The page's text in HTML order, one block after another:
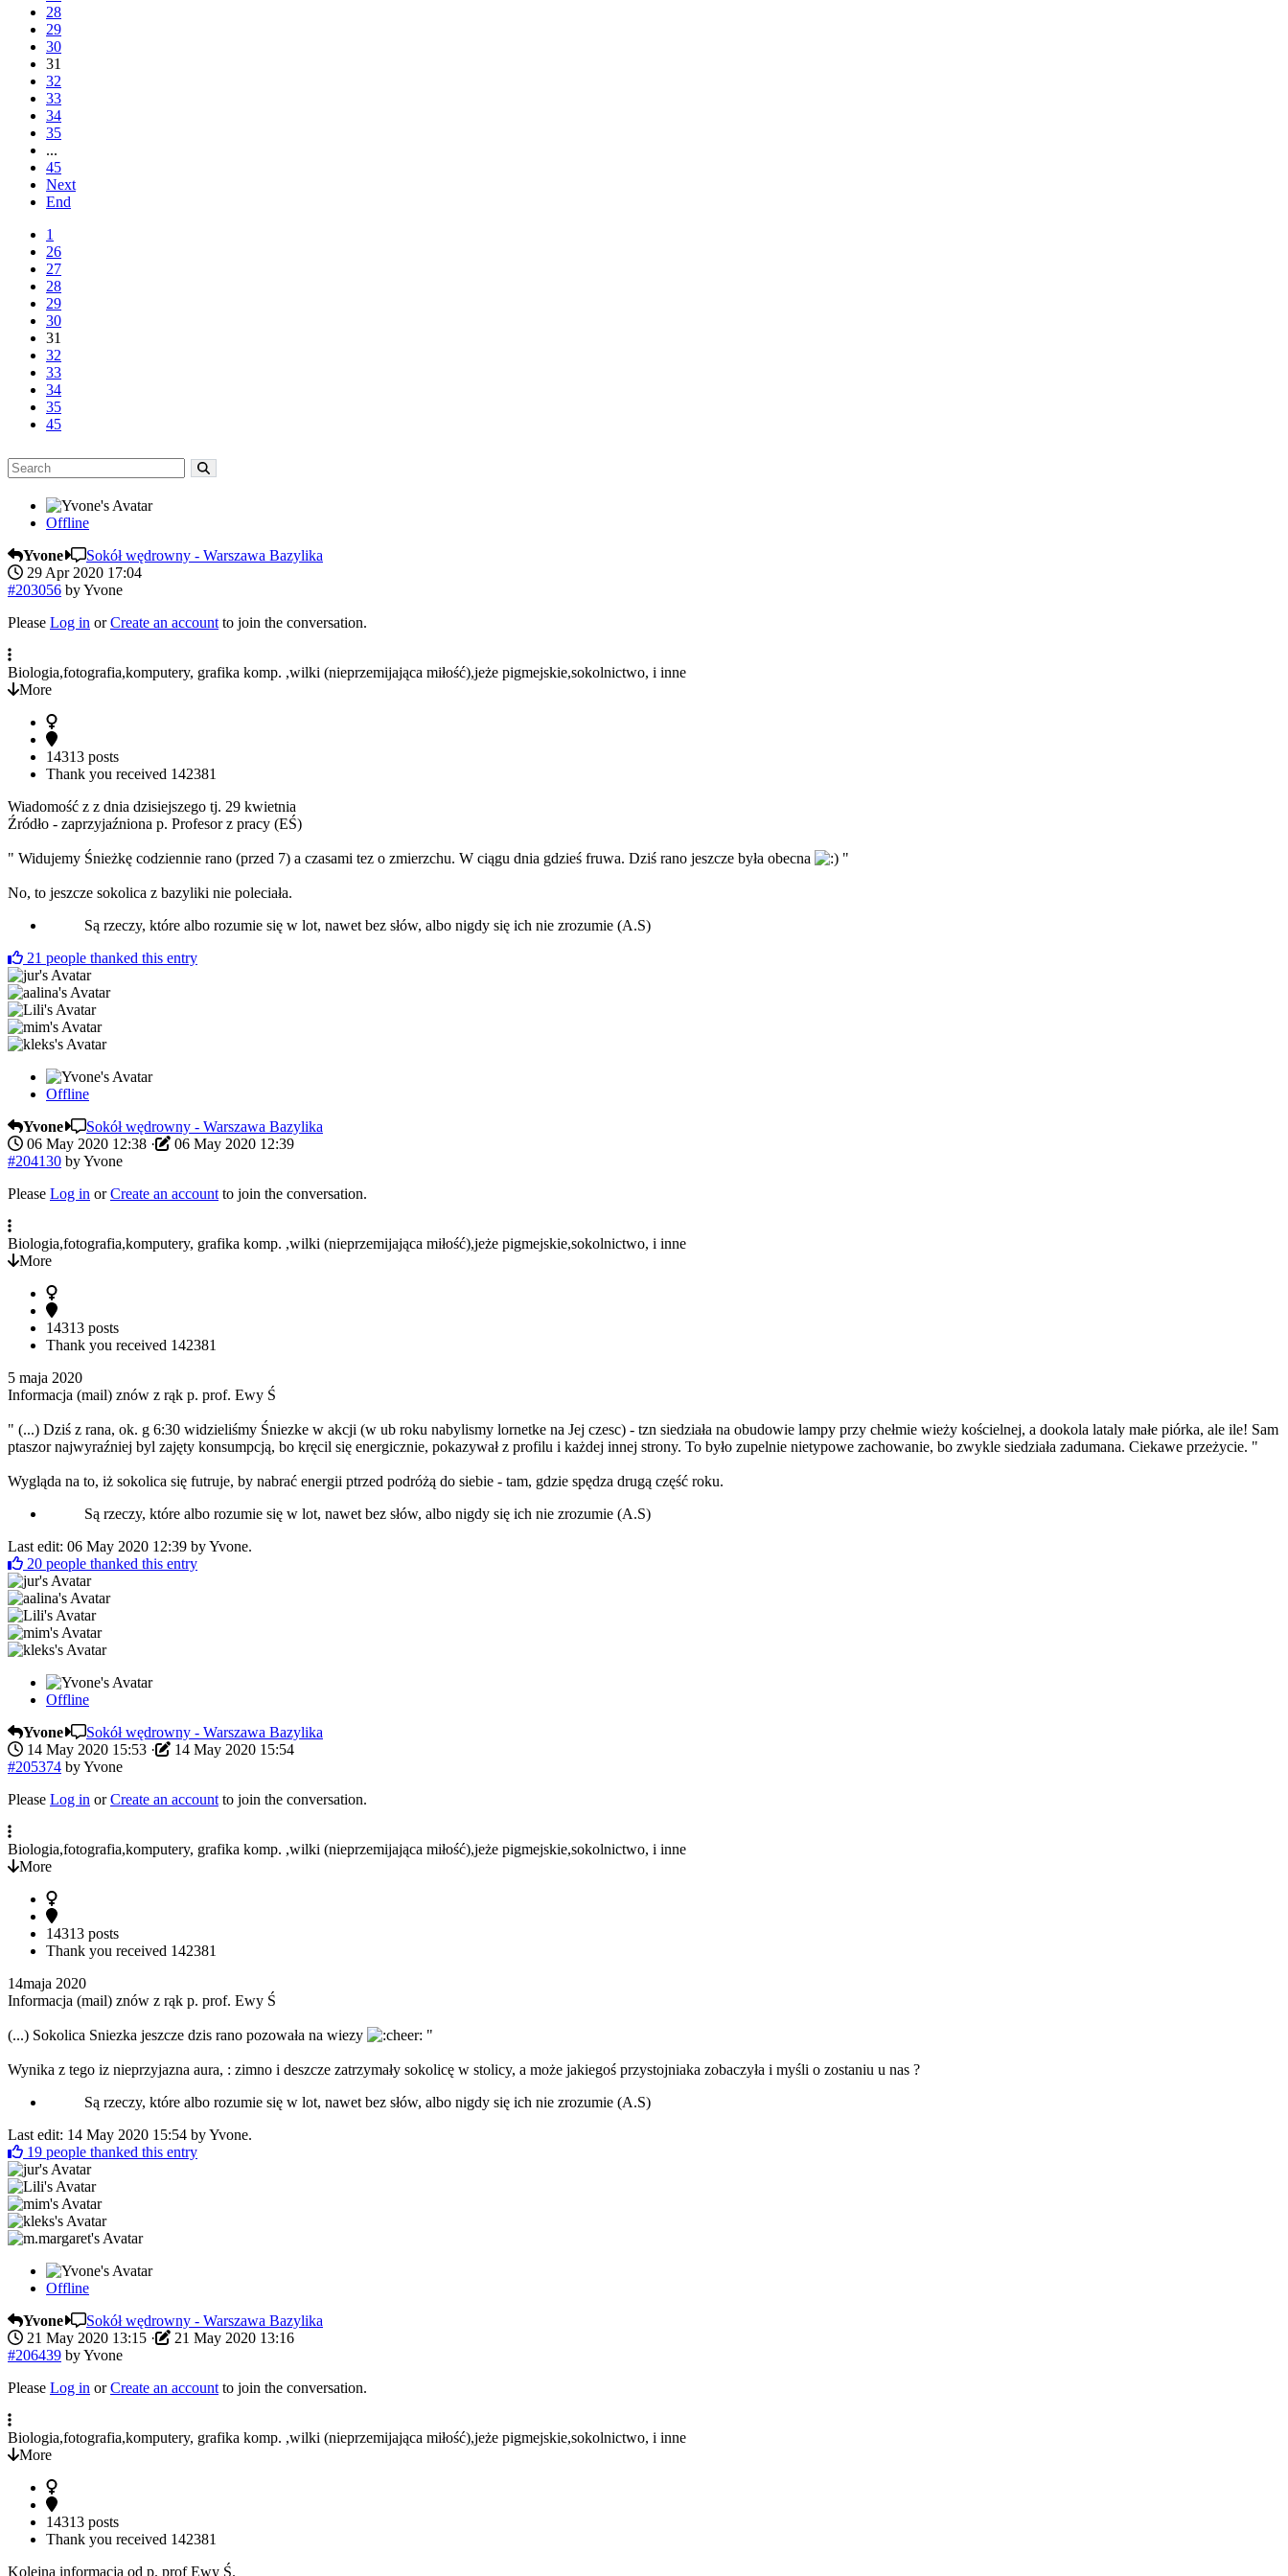
28
29
30
31
32
33
34
35
...
45
Next
End
1
26
27
28
29
30
31
32
33
34
35
45
Offline
Yvone
Sokół wędrowny - Warszawa Bazylika
29 Apr 2020 17:04
#203056 byYvone
Please Log in orCreate an account to join the conversation.
Biologia,fotografia,komputery, grafika komp. ,wilki (nieprzemijająca miłość),jeże pigmejskie,sokolnictwo, i inne
More
14313 posts
Thank you received 142381
Wiadomość z z dnia dzisiejszego tj. 29 kwietnia
Źródło - zaprzyjaźniona p. Profesor z pracy (EŚ)
" Widujemy Śnieżkę codziennie rano (przed 7) a czasami tez o zmierzchu. W ciągu dnia gdzieś fruwa. Dziś rano jeszcze była obecna "
No, to jeszcze sokolica z bazyliki nie poleciała.
Są rzeczy, które albo rozumie się w lot, nawet bez słów, albo nigdy się ich nie zrozumie (A.S)
21 people thanked this entry
Offline
Yvone
Sokół wędrowny - Warszawa Bazylika
06 May 2020 12:38 ·
06 May 2020 12:39
#204130 byYvone
Please Log in orCreate an account to join the conversation.
Biologia,fotografia,komputery, grafika komp. ,wilki (nieprzemijająca miłość),jeże pigmejskie,sokolnictwo, i inne
More
14313 posts
Thank you received 142381
5 maja 2020
Informacja (mail) znów z rąk p. prof. Ewy Ś
" (...) Dziś z rana, ok. g 6:30 widzieliśmy Śniezke w akcji (w ub roku nabylismy lornetke na Jej czesc) - tzn siedziała na obudowie lampy przy chełmie wieży kościelnej, a dookola lataly małe piórka, ale ile! Sam
ptaszor najwyraźniej byl zajęty konsumpcją, bo kręcil się energicznie, pokazywał z profilu i każdej innej strony. To było zupelnie nietypowe zachowanie, bo zwykle siedziała zadumana. Ciekawe przeżycie. "
Wygląda na to, iż sokolica się futruje, by nabrać energii ptrzed podróżą do siebie - tam, gdzie spędza drugą część roku.
Są rzeczy, które albo rozumie się w lot, nawet bez słów, albo nigdy się ich nie zrozumie (A.S)
Last edit: 06 May 2020 12:39 byYvone.
20 people thanked this entry
Offline
Yvone
Sokół wędrowny - Warszawa Bazylika
14 May 2020 15:53 ·
14 May 2020 15:54
#205374 byYvone
Please Log in orCreate an account to join the conversation.
Biologia,fotografia,komputery, grafika komp. ,wilki (nieprzemijająca miłość),jeże pigmejskie,sokolnictwo, i inne
More
14313 posts
Thank you received 142381
14maja 2020
Informacja (mail) znów z rąk p. prof. Ewy Ś
(...) Sokolica Sniezka jeszcze dzis rano pozowała na wiezy "
Wynika z tego iz nieprzyjazna aura, : zimno i deszcze zatrzymały sokolicę w stolicy, a może jakiegoś przystojniaka zobaczyła i myśli o zostaniu u nas ?
Są rzeczy, które albo rozumie się w lot, nawet bez słów, albo nigdy się ich nie zrozumie (A.S)
Last edit: 14 May 2020 15:54 byYvone.
19 people thanked this entry
Offline
Yvone
Sokół wędrowny - Warszawa Bazylika
21 May 2020 13:15 ·
21 May 2020 13:16
#206439 byYvone
Please Log in orCreate an account to join the conversation.
Biologia,fotografia,komputery, grafika komp. ,wilki (nieprzemijająca miłość),jeże pigmejskie,sokolnictwo, i inne
More
14313 posts
Thank you received 142381
Kolejna informacja od p. prof Ewy Ś.